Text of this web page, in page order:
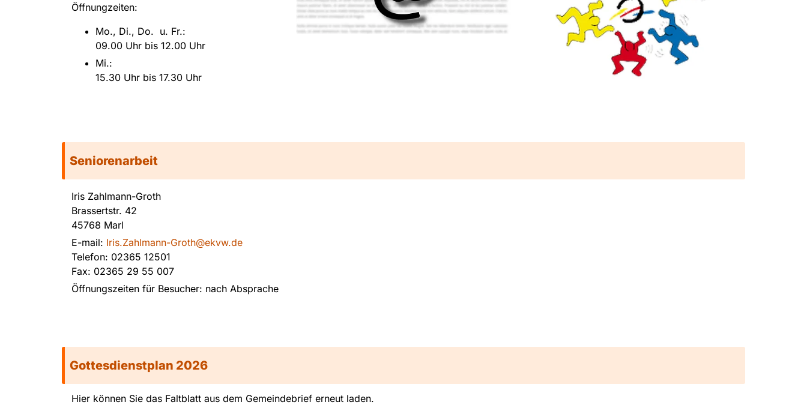
Öffnungzeiten:
Mo., Di., Do. u. Fr.:
09.00 Uhr bis 12.00 Uhr
Mi.:
15.30 Uhr bis 17.30 Uhr
Seniorenarbeit
Iris Zahlmann-Groth
Brassertstr. 42
45768 Marl
E-mail: Iris.Zahlmann-Groth@ekvw.de
Telefon: 02365 12501
Fax: 02365 29 55 007
Öffnungszeiten für Besucher: nach Absprache
Gottesdienstplan 2026
Hier können Sie das Faltblatt aus dem Gemeindebrief erneut laden.